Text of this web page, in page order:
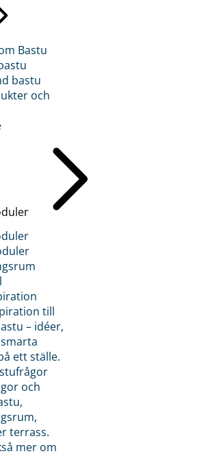
Bastu
bastu
och
till
– idéer,
ett ställe.
och
terrass.
mer om